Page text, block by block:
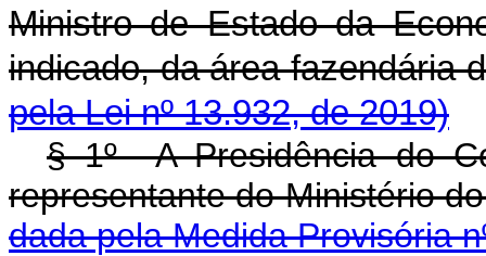
Ministro de Estado da
indicado, da área
pela Lei nº 13.932, de 2019)
§ 1º A Presidência do
representante do Ministério
dada pela Medida Provisória